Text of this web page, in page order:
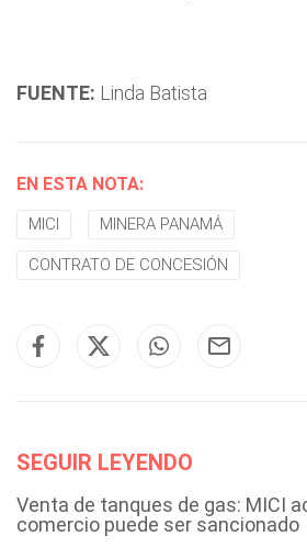
FUENTE: Linda Batista
EN ESTA NOTA:
MICI MINERA PANAMÁ
CONTRATO DE CONCESIÓN
SEGUIR LEYENDO
Venta de tanques de gas: MICI
comercio puede ser sancionado